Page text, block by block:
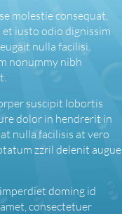
molestie consequat,
iusto odio dignissim
nulla facilisi.
nonummy nibh
suscipit lobortis
dolor in hendrerit in
nulla facilisis at vero
zzril delenit augue
doming id
consectetuer